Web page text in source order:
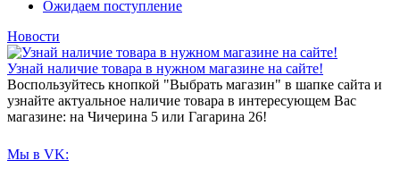
Ожидаем поступление
Новости
Узнай наличие товара в нужном магазине на сайте!
Воспользуйтесь кнопкой "Выбрать магазин" в шапке сайта и
узнайте актуальное наличие товара в интересующем Вас
магазине: на Чичерина 5 или Гагарина 26!
Мы в VK: